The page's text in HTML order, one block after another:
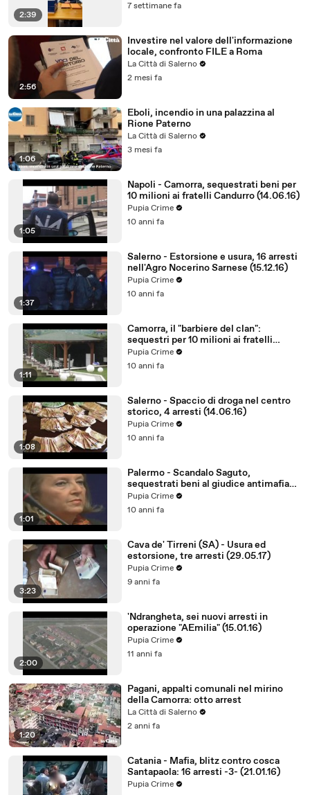
2:39
7 settimane fa
2:56
Investire nel valore dell'informazione
locale, confronto FILE a Roma
La Città di Salerno
2 mesi fa
1:06
Eboli, incendio in una palazzina al
Rione Paterno
La Città di Salerno
3 mesi fa
1:05
Napoli - Camorra, sequestrati beni per
10 milioni ai fratelli Candurro (14.06.16)
Pupia Crime
10 anni fa
1:37
Salerno - Estorsione e usura, 16 arresti
nell'Agro Nocerino Sarnese (15.12.16)
Pupia Crime
10 anni fa
1:11
Camorra, il "barbiere del clan":
sequestri per 10 milioni ai fratelli
Candurro (14.06.16)
Pupia Crime
10 anni fa
1:08
Salerno - Spaccio di droga nel centro
storico, 4 arresti (14.06.16)
Pupia Crime
10 anni fa
1:01
Palermo - Scandalo Saguto,
sequestrati beni al giudice antimafia
(20.10.16)
Pupia Crime
10 anni fa
3:23
Cava de' Tirreni (SA) - Usura ed
estorsione, tre arresti (29.05.17)
Pupia Crime
9 anni fa
2:00
'Ndrangheta, sei nuovi arresti in
operazione "AEmilia" (15.01.16)
Pupia Crime
11 anni fa
1:20
Pagani, appalti comunali nel mirino
della Camorra: otto arrest
La Città di Salerno
2 anni fa
Catania - Mafia, blitz contro cosca
Santapaola: 16 arresti -3- (21.01.16)
Pupia Crime